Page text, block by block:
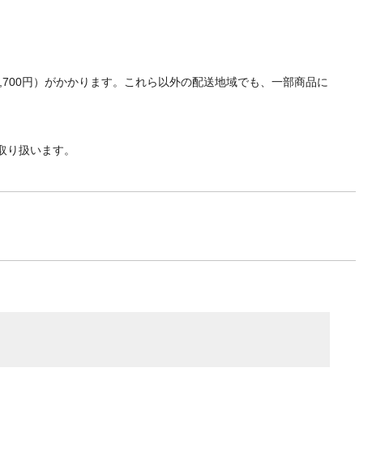
円）がかかります。これら以外の配送地域でも、一部商品に
扱います。